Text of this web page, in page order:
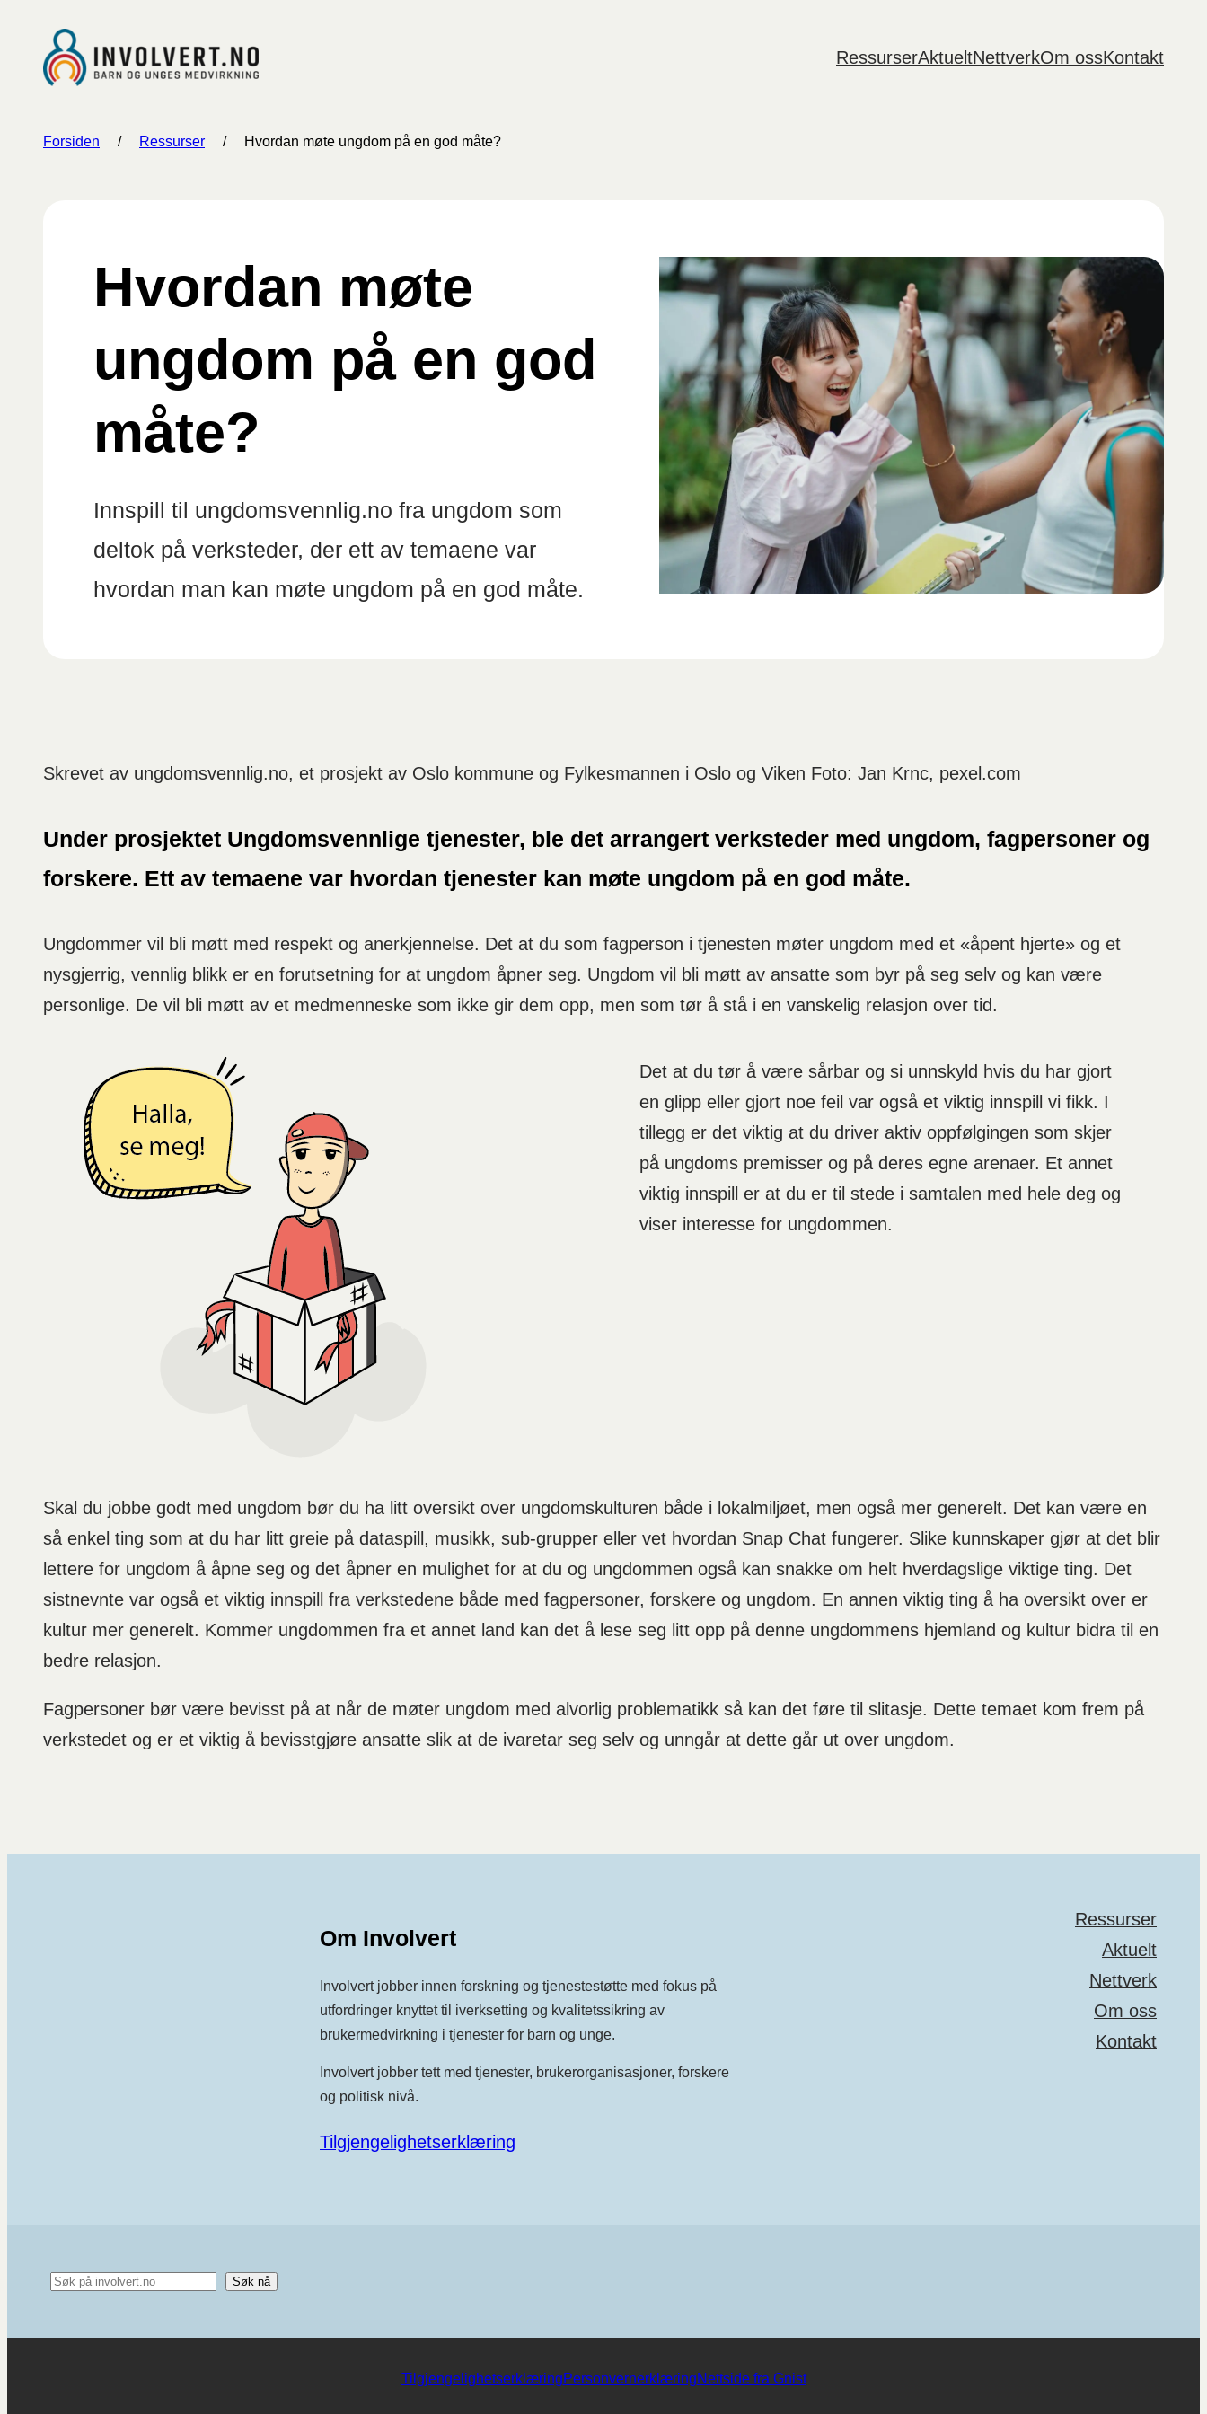
innhold
RessurserAktueltNettverkOm ossKontakt
Forsiden / Ressurser / Hvordan møte ungdom på en god måte?
Hvordan møte
ungdom på en god
måte?
Innspill til ungdomsvennlig.no fra ungdom som
deltok på verksteder, der ett av temaene var
hvordan man kan møte ungdom på en god måte.
Skrevet av ungdomsvennlig.no, et prosjekt av Oslo kommune og Fylkesmannen i Oslo og Viken Foto: Jan Krnc, pexel.com
Under prosjektet Ungdomsvennlige tjenester, ble det arrangert verksteder med ungdom, fagpersoner og
forskere. Ett av temaene var hvordan tjenester kan møte ungdom på en god måte.
Ungdommer vil bli møtt med respekt og anerkjennelse. Det at du som fagperson i tjenesten møter ungdom med et «åpent hjerte» og et
nysgjerrig, vennlig blikk er en forutsetning for at ungdom åpner seg. Ungdom vil bli møtt av ansatte som byr på seg selv og kan være
personlige. De vil bli møtt av et medmenneske som ikke gir dem opp, men som tør å stå i en vanskelig relasjon over tid.
Det at du tør å være sårbar og si unnskyld hvis du har gjort
en glipp eller gjort noe feil var også et viktig innspill vi fikk. I
tillegg er det viktig at du driver aktiv oppfølgingen som skjer
på ungdoms premisser og på deres egne arenaer. Et annet
viktig innspill er at du er til stede i samtalen med hele deg og
viser interesse for ungdommen.
Skal du jobbe godt med ungdom bør du ha litt oversikt over ungdomskulturen både i lokalmiljøet, men også mer generelt. Det kan være en
så enkel ting som at du har litt greie på dataspill, musikk, sub-grupper eller vet hvordan Snap Chat fungerer. Slike kunnskaper gjør at det blir
lettere for ungdom å åpne seg og det åpner en mulighet for at du og ungdommen også kan snakke om helt hverdagslige viktige ting. Det
sistnevnte var også et viktig innspill fra verkstedene både med fagpersoner, forskere og ungdom. En annen viktig ting å ha oversikt over er
kultur mer generelt. Kommer ungdommen fra et annet land kan det å lese seg litt opp på denne ungdommens hjemland og kultur bidra til en
bedre relasjon.
Fagpersoner bør være bevisst på at når de møter ungdom med alvorlig problematikk så kan det føre til slitasje. Dette temaet kom frem på
verkstedet og er et viktig å bevisstgjøre ansatte slik at de ivaretar seg selv og unngår at dette går ut over ungdom.
Om Involvert
Involvert jobber innen forskning og tjenestestøtte med fokus på
utfordringer knyttet til iverksetting og kvalitetssikring av
brukermedvirkning i tjenester for barn og unge.
Involvert jobber tett med tjenester, brukerorganisasjoner, forskere
og politisk nivå.
Tilgjengelighetserklæring
Ressurser
Aktuelt
Nettverk
Om oss
Kontakt
Søk Søk nå
TilgjengelighetserklæringPersonvernerklæringNettside fra Gnist